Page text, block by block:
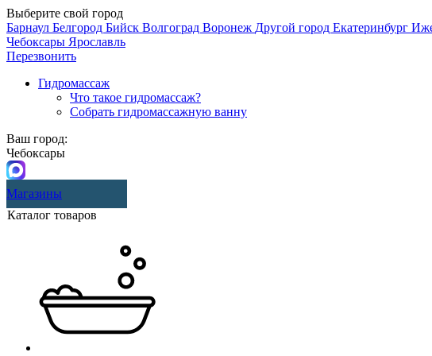
Выберите свой город
Барнаул Белгород Бийск Волгоград Воронеж Другой город Екатеринбург
Чебоксары Ярославль
Перезвонить
Гидромассаж
Что такое гидромассаж?
Собрать гидромассажную ванну
Ваш город:
Чебоксары
Магазины
Каталог товаров